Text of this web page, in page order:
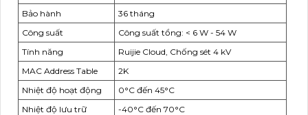
Bảo hành
36 tháng
Công suất
Công suất tổng: < 6 W - 54 W
Tính năng
Ruijie Cloud, Chống sét 4 kV
MAC Address Table
2K
Nhiệt độ hoạt động
0°C đến 45°C
Nhiệt độ lưu trữ
-40°C đến 70°C